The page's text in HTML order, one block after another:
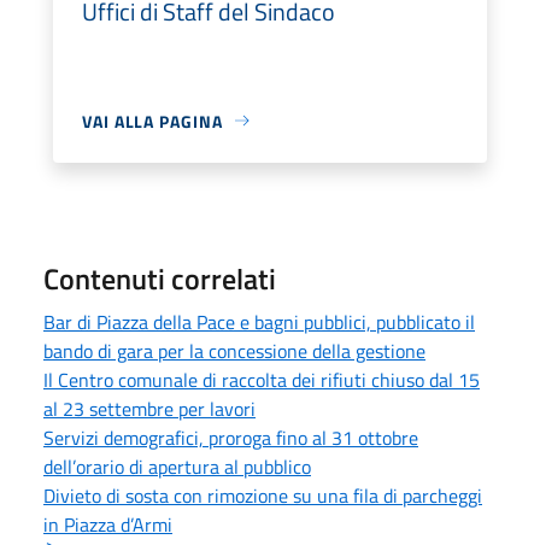
Uffici di Staff del Sindaco
VAI ALLA PAGINA
Contenuti correlati
Bar di Piazza della Pace e bagni pubblici, pubblicato il
bando di gara per la concessione della gestione
Il Centro comunale di raccolta dei rifiuti chiuso dal 15
al 23 settembre per lavori
Servizi demografici, proroga fino al 31 ottobre
dell’orario di apertura al pubblico
Divieto di sosta con rimozione su una fila di parcheggi
in Piazza d’Armi